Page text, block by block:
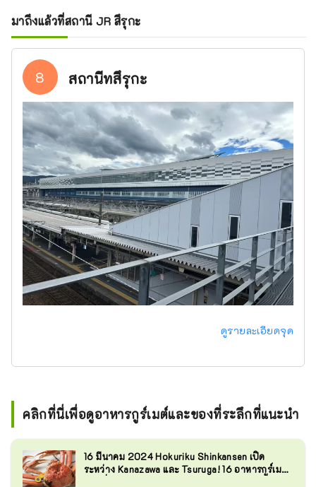
มาถึงแล้วที่สถานี JR สึรุกะ
8 สถานีทสึรุกะ
ดูรายละเอียดจุด
คลิกที่นี่เพื่อดูอาหารกูร์เมต์และของที่ระลึกที่แนะนำ
16 มีนาคม 2024 Hokuriku Shinkansen เปิด
ระหว่าง Kanazawa และ Tsuruga! 16 อาหารกูร์เมต์